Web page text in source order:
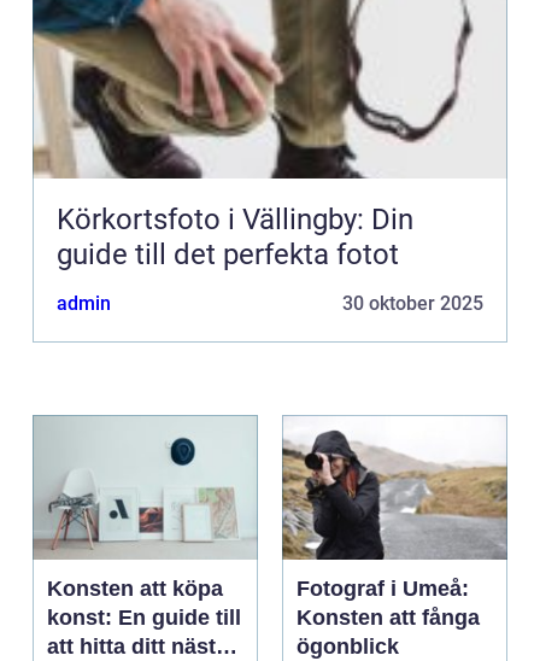
Körkortsfoto i Vällingby: Din
guide till det perfekta fotot
admin 30 oktober 2025
Konsten att köpa
konst: En guide till
att hitta ditt nästa
Fotograf i Umeå:
Konsten att fånga
ögonblick